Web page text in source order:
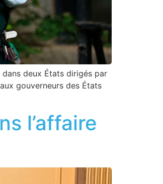
deux États dirigés par
gouverneurs des États
l’affaire